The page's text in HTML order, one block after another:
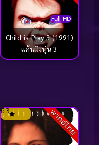
Full HD
Child is Play 3 (1991)
แค้นฝังหุ่น 3
พากย์ไทย
6.3